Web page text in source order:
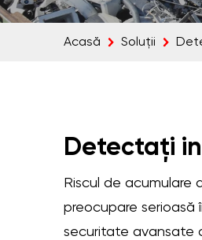
Acasă Soluții
Detectați
Riscul de acumulare
preocupare serioasă
securitate avansate